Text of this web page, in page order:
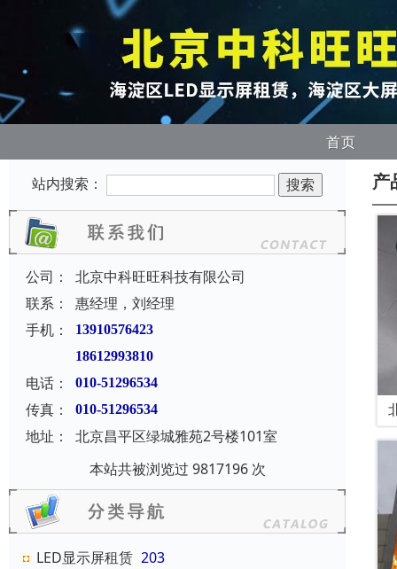
首页
站内搜索：
公司：
北京中科旺旺科技有限公司
联系：
惠经理，刘经理
手机：
13910576423
18612993810
电话： 010-51296534
传真： 010-51296534
地址：
北京昌平区绿城雅苑2号楼101室
本站共被浏览过 9817196 次
LED显示屏租赁 203
产